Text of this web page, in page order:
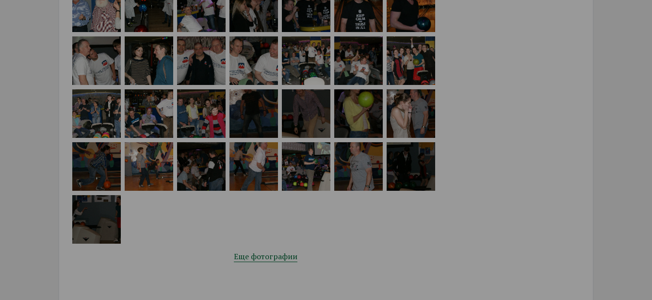
Еще фотографии